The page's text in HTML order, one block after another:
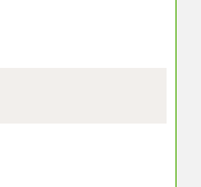
円
て変動があります
円